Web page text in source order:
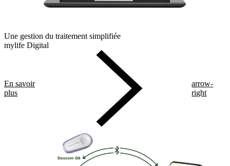
Une gestion du traitement simplifiée
mylife Digital
En savoir
plus
arrow-
right